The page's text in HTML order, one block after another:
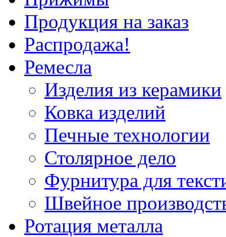
Продукция на заказ
Распродажа!
Ремесла
Изделия из керамики
Ковка изделий
Печные технологии
Столярное дело
Фурнитура для
Швейное
Ротация металла